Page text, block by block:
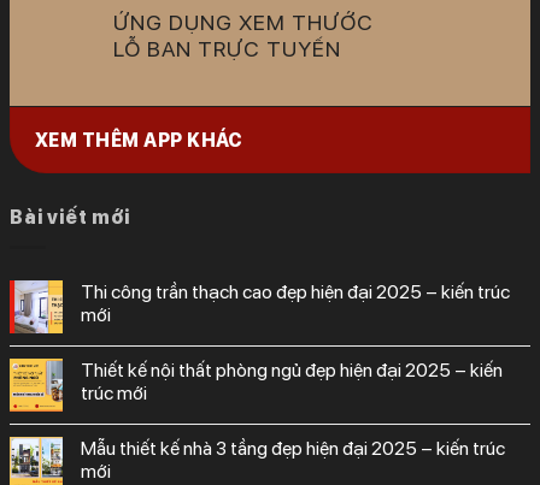
ỨNG DỤNG XEM THƯỚC
LỖ BAN TRỰC TUYẾN
XEM THÊM APP KHÁC
Bài viết mới
thi công trần thạch cao đẹp hiện đại 2025 – kiến trúc
mới
thiết kế nội thất phòng ngủ đẹp hiện đại 2025 – kiến
trúc mới
mẫu thiết kế nhà 3 tầng đẹp hiện đại 2025 – kiến trúc
mới